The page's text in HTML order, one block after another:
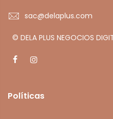
sac@delaplus.com
© DELA PLUS NEGOCIOS
Políticas